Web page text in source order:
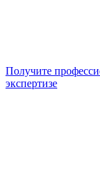
Получите
экспертизе